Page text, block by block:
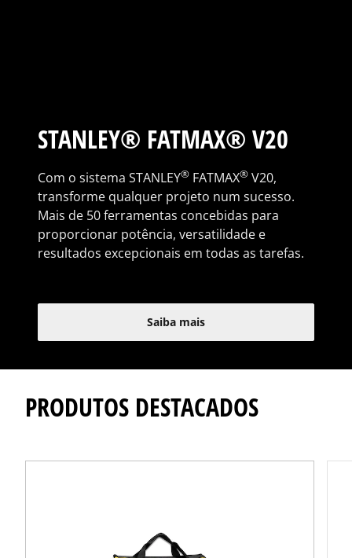
STANLEY® FATMAX® V20
Com o sistema STANLEY® FATMAX® V20,
transforme qualquer projeto num sucesso.
Mais de 50 ferramentas concebidas para
proporcionar potência, versatilidade e
resultados excepcionais em todas as tarefas.
Saiba mais
PRODUTOS DESTACADOS